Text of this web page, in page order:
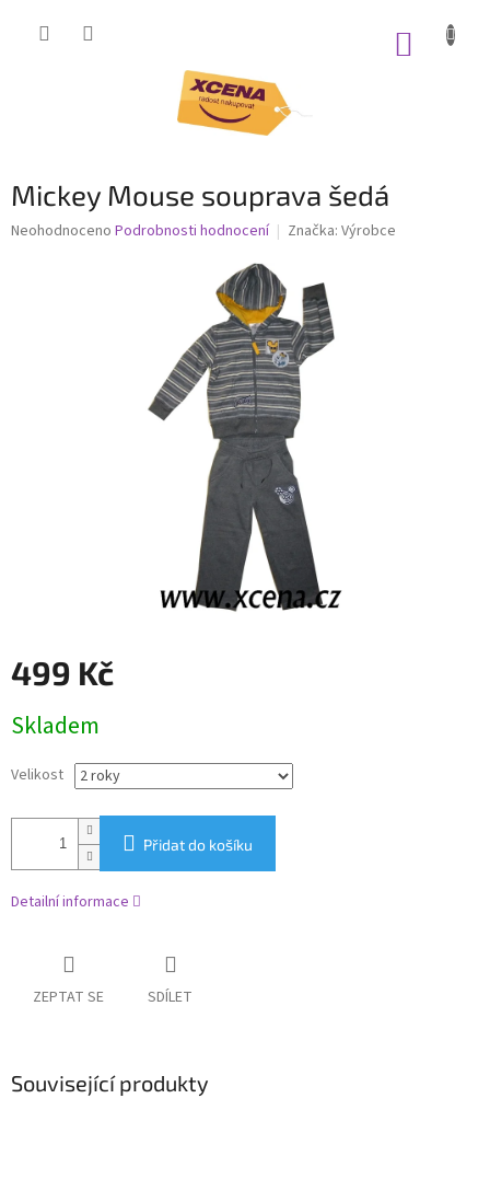
Mickey Mouse souprava šedá
Průměrné
Neohodnoceno Podrobnosti hodnocení Značka: Výrobce
499 Kč
cena:
Skladem
Velikost
Přidat do košíku
Detailní informace
ZEPTAT SE SDÍLET
Související produkty